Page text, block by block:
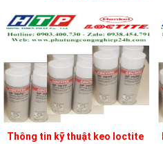
Thông tin kỹ thuật keo loctite